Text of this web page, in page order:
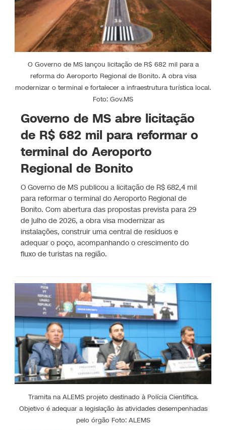
O Governo de MS lançou licitação de R$ 682 mil para a
reforma do Aeroporto Regional de Bonito. A obra visa
modernizar o terminal e fortalecer a infraestrutura turística local.
Foto: Gov.MS
Governo de MS abre licitação
de R$ 682 mil para reformar o
terminal do Aeroporto
Regional de Bonito
O Governo de MS publicou a licitação de R$ 682,4 mil
para reformar o terminal do Aeroporto Regional de
Bonito. Com abertura das propostas prevista para 29
de julho de 2026, a obra visa modernizar as
instalações, construir uma central de resíduos e
adequar o poço, acompanhando o crescimento do
fluxo de turistas na região.
Tramita na ALEMS projeto destinado à Polícia Científica.
Objetivo é adequar a legislação às atividades desempenhadas
pelo órgão Foto: ALEMS